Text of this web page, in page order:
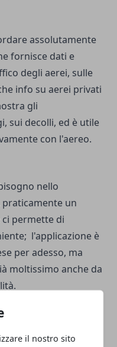
il nostro sito
assolutamente
fornisce dati e
degli aerei, sulle
info su aerei privati
gli
sui decolli, ed è utile
con l'aereo.
nello
praticamente un
permette di
l'applicazione è
per adesso, ma
moltissimo anche da
ricordarci di